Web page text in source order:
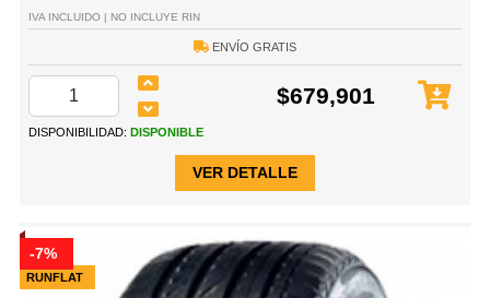
IVA INCLUIDO | NO INCLUYE RIN
ENVÍO GRATIS
$679,901
DISPONIBILIDAD: DISPONIBLE
VER DETALLE
RUNFLAT
-7%